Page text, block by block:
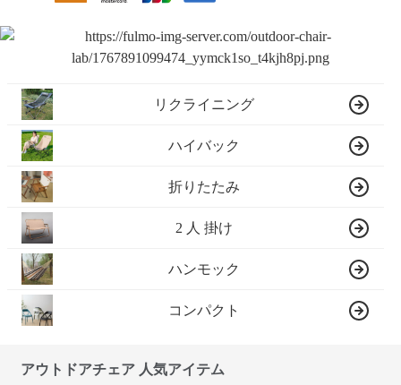
リクライニング
ハイバック
折りたたみ
2 人 掛け
ハンモック
コンパクト
アウトドアチェア 人気アイテム